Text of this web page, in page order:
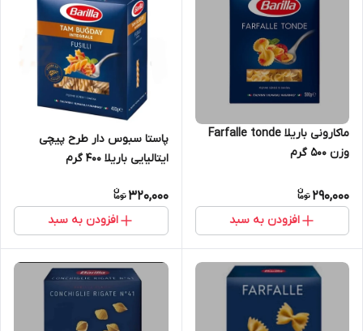
ماکارونی باریلا Farfalle tonde
وزن 500 گرم
290,000
افزودن به سبد
پاستا سبوس دار طرح پیچی
ایتالیایی باریلا 400 گرم
320,000
افزودن به سبد